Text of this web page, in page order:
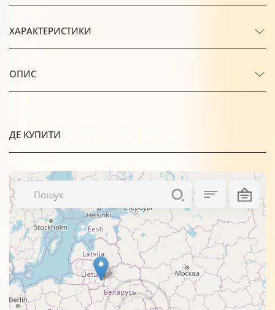
ХАРАКТЕРИСТИКИ
ОПИС
ДЕ КУПИТИ